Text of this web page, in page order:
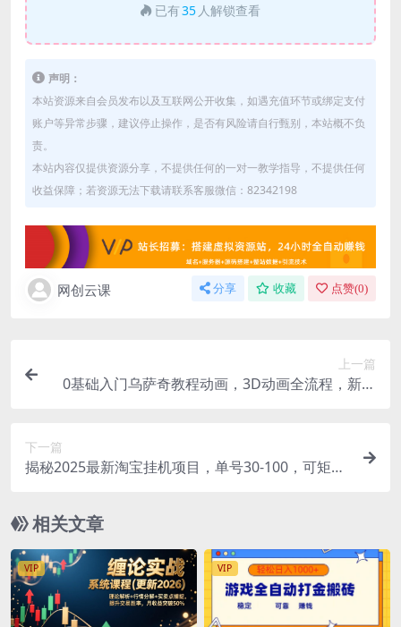
已有35 人解锁查看
声明：
本站资源来自会员发布以及互联网公开收集，如遇充值环节或绑定支付
账户等异常步骤，建议停止操作，是否有风险请自行甄别，本站概不负
责。
本站内容仅提供资源分享，不提供任何的一对一教学指导，不提供任何
收益保障；若资源无法下载请联系客服微信：82342198
网创云课 分享 收藏 点赞(0)
上一篇
0基础入门乌萨奇教程动画，3D动画全流程，新手
下一篇
揭秘2025最新淘宝挂机项目，单号30-100，可矩阵
相关文章
VIP VIP